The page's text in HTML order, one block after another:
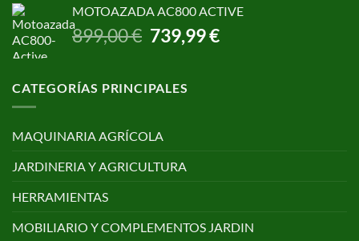
era:
582,46 €.
es:
484,99 €.
MOTOAZADA AC800 ACTIVE
899,00€ El
precio
era:
899,00 €.
739,99€El
precio
CATEGORÍAS PRINCIPALES
MAQUINARIA AGRÍCOLA
JARDINERIA Y AGRICULTURA
HERRAMIENTAS
MOBILIARIO Y COMPLEMENTOS JARDIN